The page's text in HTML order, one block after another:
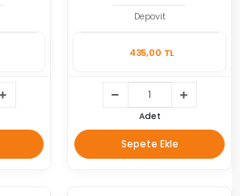
Depovit
435,00 TL
Adet
Sepete Ekle